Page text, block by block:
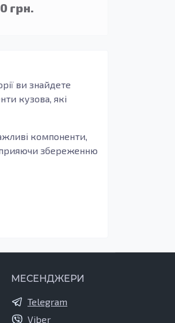
грн.
ви знайдете
кузова, які
компоненти,
збереженню
з якісних
МЕСЕНДЖЕРИ
Telegram
Viber